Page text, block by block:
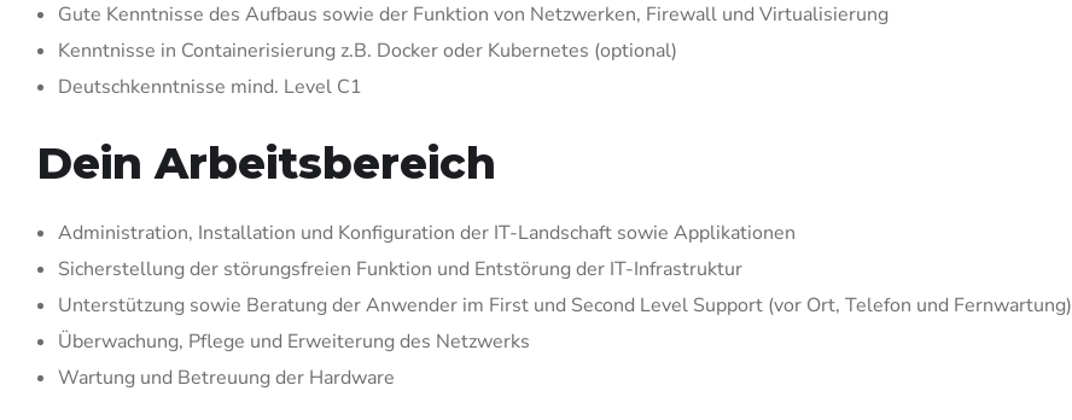
Gute Kenntnisse des Aufbaus sowie der Funktion von Netzwerken, Firewall und Virtualisierung
Kenntnisse in Containerisierung z.B. Docker oder Kubernetes (optional)
Deutschkenntnisse mind. Level C1
Dein Arbeitsbereich
Administration, Installation und Konfiguration der IT-Landschaft sowie Applikationen
Sicherstellungder störungsfreien Funktion und Entstörung der IT-Infrastruktur
Unterstützung sowie Beratung der Anwender im First und Second Level Support (vor Ort, Telefon und Fernwartung)
Überwachung, Pflege und Erweiterung des Netzwerks
Wartung und Betreuung der Hardware